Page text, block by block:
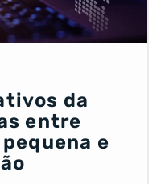
da
entre
e